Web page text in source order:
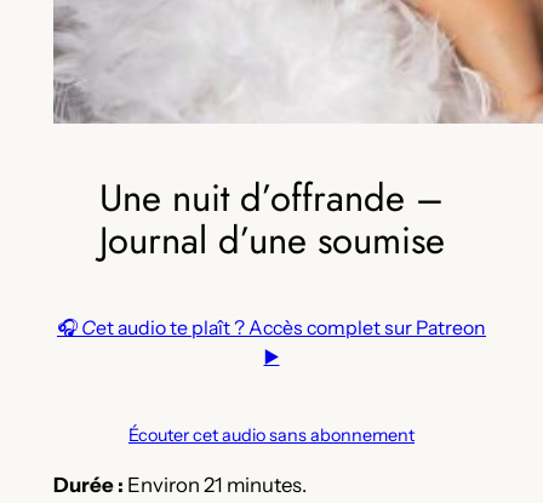
Une nuit d’offrande –
Journal d’une soumise
🎧 Cet audio te plaît ? Accès complet sur Patreon
▶️
Écouter cet audio sans abonnement
Durée : Environ 21 minutes.